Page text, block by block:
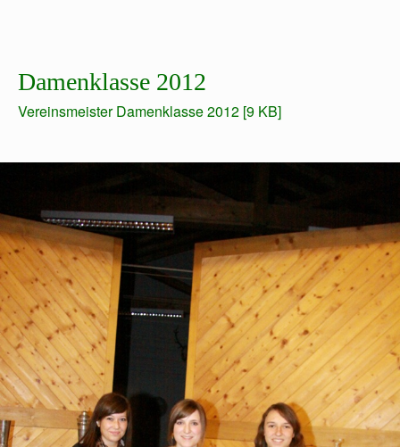
Damenklasse 2012
Vereinsmeister Damenklasse 2012 [9 KB]